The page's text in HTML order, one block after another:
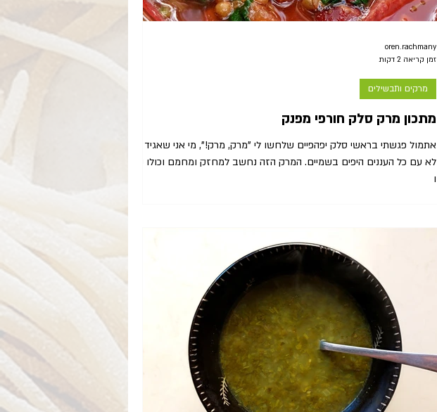
מתכון מרק סלק חורפי מפנק
אתמול פגשתי בראשי סלק יפהפיים שלחשו לי "מרק, מרק!", מי אני שאגיד להם
לא עם כל העננים היפים בשמיים. המרק הזה נחשב למחזק ומחמם וכולו נחמה,
ו
מרקים ותבשילים
oren.rachmany
זמן קריאה 2 דקות